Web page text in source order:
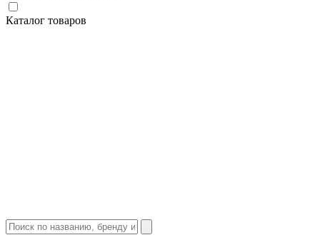
Каталог товаров